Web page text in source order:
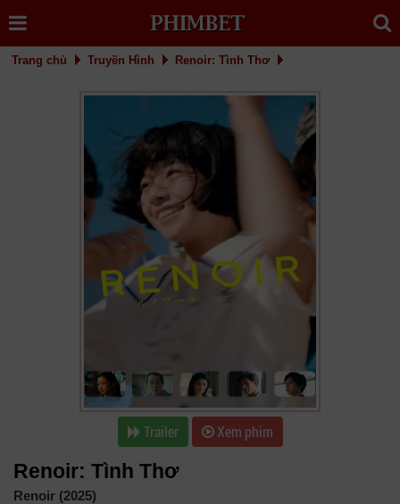
Trang chủ Truyền Hình Renoir: Tình Thơ
Trailer Xem phim
Renoir: Tình Thơ
Renoir (2025)